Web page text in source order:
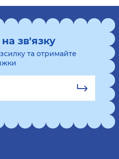
зв'язку
та отримайте